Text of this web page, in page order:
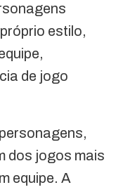
estilo,
de jogo
dos jogos mais
equipe. A